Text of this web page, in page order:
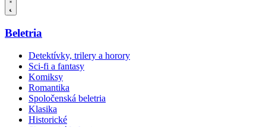
Beletria
Detektívky, trilery a horory
Sci-fi a fantasy
Komiksy
Romantika
Spoločenská beletria
Klasika
Historické